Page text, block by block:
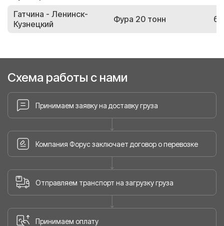
Гатчина - Ленинск-
Кузнецкий
Фура 20 тонн
Схема работы с нами
Принимаем заявку на доставку груза
Компания Форус заключает договор о перевозке
Отправляем транспорт на загрузку груза
Принимаем оплату